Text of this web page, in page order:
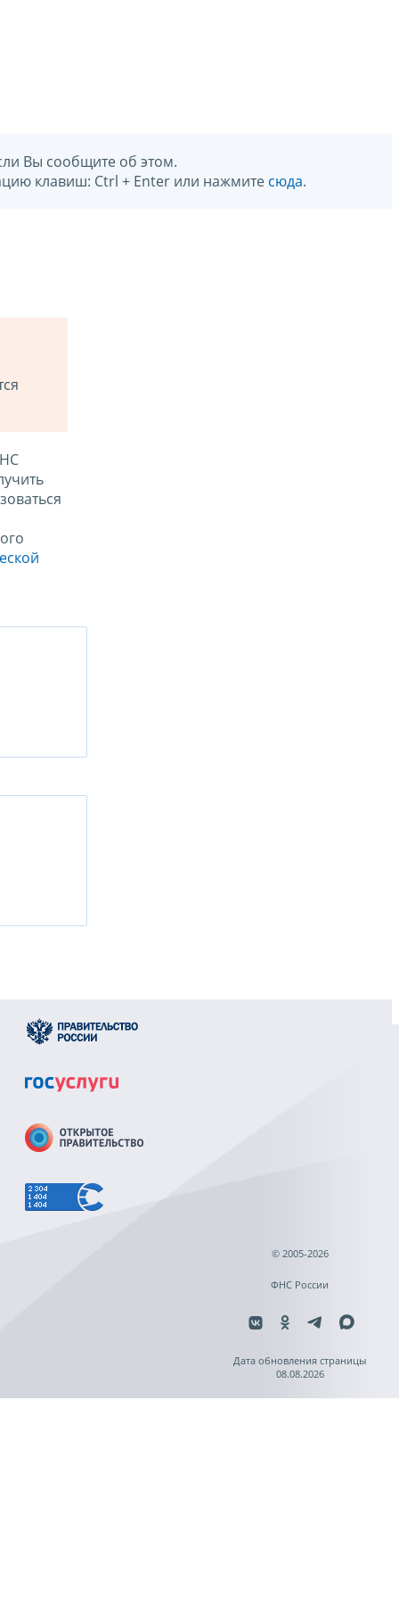
Вы сообщите об этом.
клавиш: Ctrl + Enter или нажмите сюда.
© 2005-2026
ФНС России
Дата обновления страницы
08.08.2026